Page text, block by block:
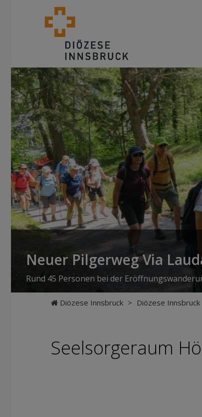
Neuer Pilgerweg Via
Rund 45 Personen bei der
Diözese Innsbruck > Diözese Innsbruck
Seelsorgeraum